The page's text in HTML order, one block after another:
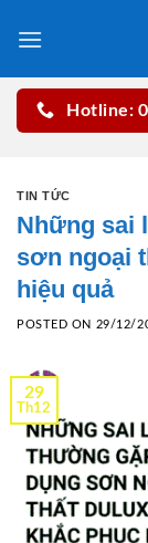
Hotline:
TIN TỨC
Những sai
sơn ngoại
hiệu quả
POSTED ON 29/12/
29
Th12